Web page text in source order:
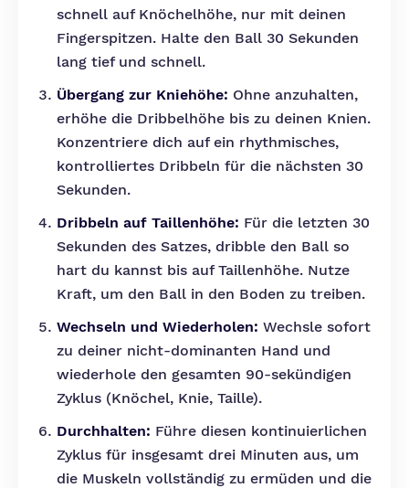
schnell auf Knöchelhöhe, nur mit deinen
Fingerspitzen. Halte den Ball 30 Sekunden
lang tief und schnell.
Übergang zur Kniehöhe: Ohne anzuhalten,
erhöhe die Dribbelhöhe bis zu deinen Knien.
Konzentriere dich auf ein rhythmisches,
kontrolliertes Dribbeln für die nächsten 30
Sekunden.
Dribbeln auf Taillenhöhe: Für die letzten 30
Sekunden des Satzes, dribble den Ball so
hart du kannst bis auf Taillenhöhe. Nutze
Kraft, um den Ball in den Boden zu treiben.
Wechseln und Wiederholen: Wechsle sofort
zu deiner nicht-dominanten Hand und
wiederhole den gesamten 90-sekündigen
Zyklus (Knöchel, Knie, Taille).
Durchhalten: Führe diesen kontinuierlichen
Zyklus für insgesamt drei Minuten aus, um
die Muskeln vollständig zu ermüden und die